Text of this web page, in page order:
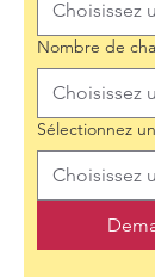
Nombre de
Sélectionnez